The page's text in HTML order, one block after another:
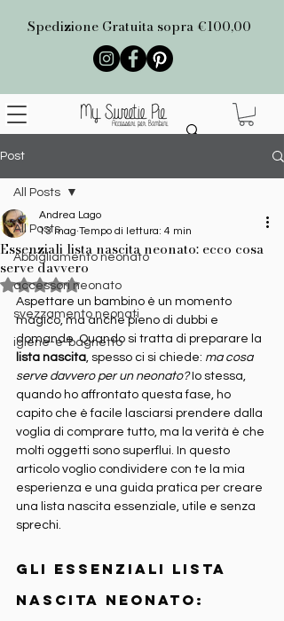
Spedizione Gratuita sopra €100,00
Post
All Posts
Abbigliamento neonato
accessori neonato
svezzamento neonati
igiene-e-bagnetto
All Posts
Essenziali lista nascita neonato: ecco cosa
serve davvero
Andrea Lago
13 mag Tempo di lettura: 4 min
Valutazione NaN stelle su 5.
Aspettare un bambino è un momento
magico, ma anche pieno di dubbi e
domande. Quando si tratta di preparare la
lista nascita, spesso ci si chiede: ma cosa
serve davvero per un neonato? Io stessa,
quando ho affrontato questa fase, ho
capito che è facile lasciarsi prendere dalla
voglia di comprare tutto, ma la verità è che
molti oggetti sono superflui. In questo
articolo voglio condividere con te la mia
esperienza e una guida pratica per creare
una lista nascita essenziale, utile e senza
sprechi.
Gli essenziali lista
nascita neonato: